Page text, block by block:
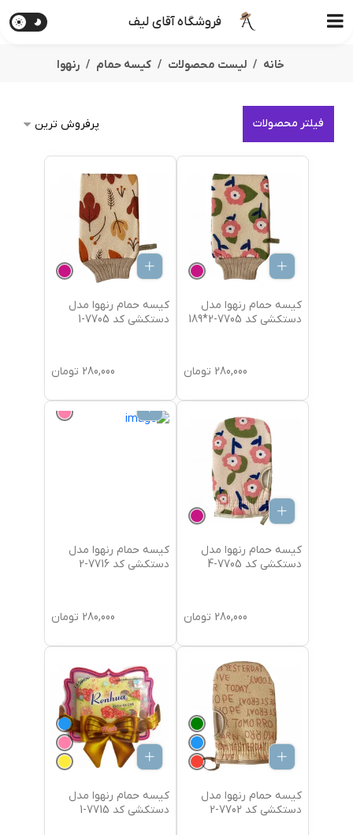
فروشگاه آقای لیف
خانه لیست محصولات کیسه حمام رنهوا
فیلتر محصولات
کیسه حمام رنهوا مدل
دستکشی کد 7705-2*189
280,000 تومان
کیسه حمام رنهوا مدل
دستکشی کد 7705-1
280,000 تومان
کیسه حمام رنهوا مدل
دستکشی کد 7705-4
280,000 تومان
کیسه حمام رنهوا مدل
دستکشی کد 7716-2
280,000 تومان
کیسه حمام رنهوا مدل
دستکشی کد 7702-2
کیسه حمام رنهوا مدل
دستکشی کد 7715-1